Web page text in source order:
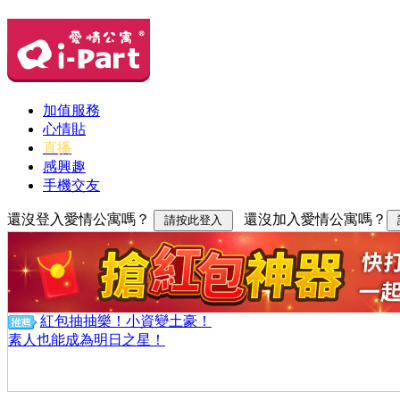
加值服務
心情貼
直播
感興趣
手機交友
還沒登入愛情公寓嗎？ 還沒加入愛情公寓嗎？
紅包抽抽樂！小資變土豪！
素人也能成為明日之星！